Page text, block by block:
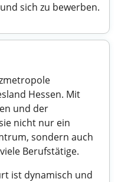
sich zu bewerben.
Hessen. Mit
und der
nicht nur ein
sondern auch
Berufstätige.
ist dynamisch und